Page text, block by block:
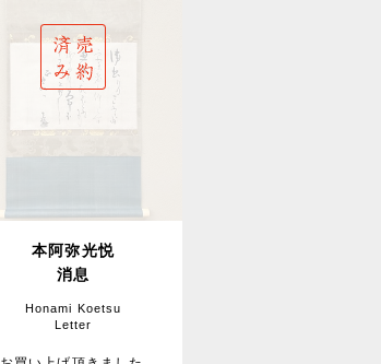
本阿弥光悦
消息
Honami Koetsu
Letter